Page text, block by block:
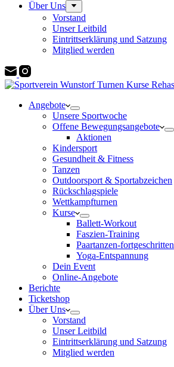
Über Uns
Vorstand
Unser Leitbild
Eintrittserklärung und Satzung
Mitglied werden
Angebote
Unsere Sportwoche
Offene Bewegungsangebote
Aktionen
Kindersport
Gesundheit & Fitness
Tanzen
Outdoorsport & Sportabzeichen
Rückschlagspiele
Wettkampfturnen
Kurse
Ballett-Workout
Faszien-Training
Paartanzen-fortgeschritten
Yoga-Entspannung
Dein Event
Online-Angebote
Berichte
Ticketshop
Über Uns
Vorstand
Unser Leitbild
Eintrittserklärung und Satzung
Mitglied werden